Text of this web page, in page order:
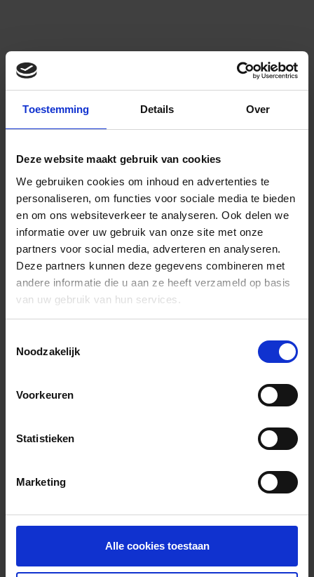
Toestemming Details Over
Deze website maakt gebruik van cookies
We gebruiken cookies om inhoud en advertenties te
personaliseren, om functies voor sociale media te bieden
en om ons websiteverkeer te analyseren. Ook delen we
informatie over uw gebruik van onze site met onze
partners voor social media, adverteren en analyseren.
Deze partners kunnen deze gegevens combineren met
andere informatie die u aan ze heeft verzameld op basis
van uw gebruik van hun services.
Noodzakelijk
Voorkeuren
Statistieken
Marketing
Alle cookies toestaan